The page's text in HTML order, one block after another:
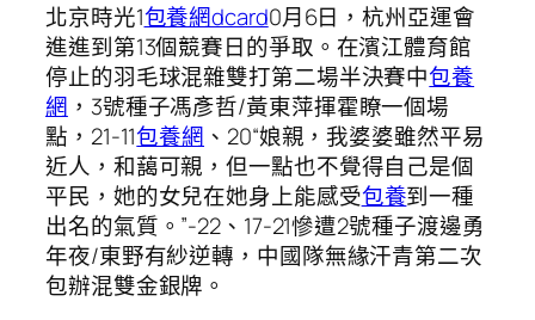
北京時光1包養網dcard0月6日，杭州亞運會
進進到第13個競賽日的爭取。在濱江體育館
停止的羽毛球混雜雙打第二場半決賽中包養
網 ，3號種子馮彥哲/黃東萍揮霍瞭一個場
點，21-11包養網 、20“娘親，我婆婆雖然平易
近人，和藹可親，但一點也不覺得自己是個
平民，她的女兒在她身上能感受包養到一種
出名的氣質。”-22、17-21慘遭2號種子渡邊勇
年夜/東野有紗逆轉，中國隊無緣汗青第二次
包辦混雙金銀牌。